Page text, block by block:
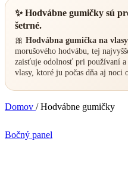
✨ Hodvábne gumičky sú
šetrné.
🎀 Hodvábna gumička na
morušového hodvábu, tej
zaisťuje odolnosť pri používaní a
vlasy, ktoré ju počas dňa aj noci
Domov / Hodvábne gumičky
Bočný panel